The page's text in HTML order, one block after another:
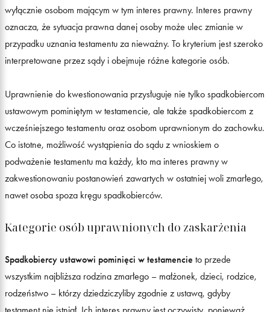
wyłącznie osobom mającym w tym interes prawny. Interes prawny
oznacza, że sytuacja prawna danej osoby może ulec zmianie w
przypadku uznania testamentu za nieważny. To kryterium jest szeroko
interpretowane przez sądy i obejmuje różne kategorie osób.
Uprawnienie do kwestionowania przysługuje nie tylko spadkobiercom
ustawowym pominiętym w testamencie, ale także spadkobiercom z
wcześniejszego testamentu oraz osobom uprawnionym do zachowku.
Co istotne, możliwość wystąpienia do sądu z wnioskiem o
podważenie testamentu ma każdy, kto ma interes prawny w
zakwestionowaniu postanowień zawartych w ostatniej woli zmarłego,
nawet osoba spoza kręgu spadkobierców.
Kategorie osób uprawnionych do zaskarżenia
Spadkobiercy ustawowi pominięci w testamencie to przede
wszystkim najbliższa rodzina zmarłego – małżonek, dzieci, rodzice,
rodzeństwo – którzy dziedziczyliby zgodnie z ustawą, gdyby